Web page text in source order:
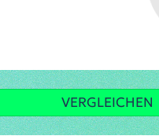
VERGLEICHEN